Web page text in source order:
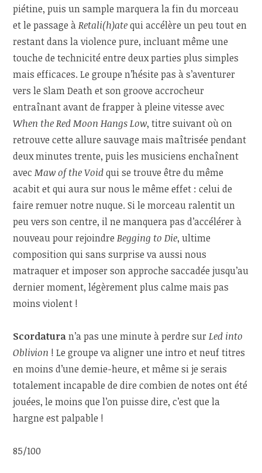
piétine, puis un sample marquera la fin du morceau
et le passage àRetali(h)atequi accélère un peu tout en
restant dans la violence pure, incluant même une
touche de technicité entre deux parties plus simples
mais efficaces. Le groupe n’hésite pas à s’aventurer
vers le Slam Death et son groove accrocheur
entraînant avant de frapper à pleine vitesse avec
When the Red Moon Hangs Low, titre suivant où on
retrouve cette allure sauvage mais maîtrisée pendant
deux minutes trente, puis les musiciens enchaînent
avecMaw of the Voidqui se trouve être du même
acabit et qui aura sur nous le même effet : celui de
faire remuer notre nuque. Si le morceau ralentit un
peu vers son centre, il ne manquera pas d’accélérer à
nouveau pour rejoindreBegging to Die, ultime
composition qui sans surprise va aussi nous
matraquer et imposer son approche saccadée jusqu’au
dernier moment, légèrement plus calme mais pas
moins violent !
Scordaturan’a pas une minute à perdre surLed into
Oblivion ! Le groupe va aligner une intro et neuf titres
en moins d’une demie-heure, et même si je serais
totalement incapable de dire combien de notes ont été
jouées, le moins que l’on puisse dire, c’est que la
hargne est palpable !
85/100